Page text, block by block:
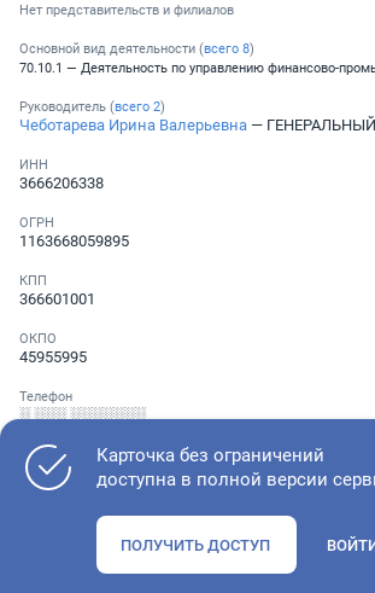
Нет представительств и филиалов
Основной вид деятельности (всего 8)
70.10.1 — Деятельность по управлению финансово-
Руководитель (всего 2)
Чеботарева Ирина Валерьевна —
ИНН
3666206338
ОГРН
1163668059895
КПП
366601001
ОКПО
45955995
Телефон
░ ░░░ ░░░░░░░
Проверьте учредительные документы, адрес
Карточка без ограничений
доступна в полной версии
ПОЛУЧИТЬ ДОСТУП